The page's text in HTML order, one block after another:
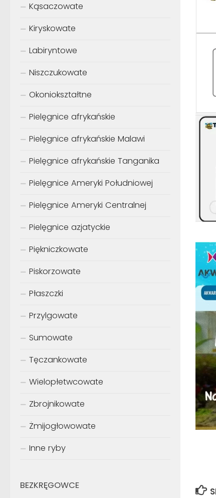
Kąsaczowate
Kiryskowate
Labiryntowe
Niszczukowate
Okoniokształtne
Pielęgnice afrykańskie
Pielęgnice afrykańskie Malawi
Pielęgnice afrykańskie Tanganika
Pielęgnice Ameryki Południowej
Pielęgnice Ameryki Centralnej
Pielęgnice azjatyckie
Piękniczkowate
Piskorzowate
Płaszczki
Przylgowate
Sumowate
Tęczankowate
Wielopłetwcowate
Zbrojnikowate
Żmijogłowowate
Inne ryby
BEZKRĘGOWCE